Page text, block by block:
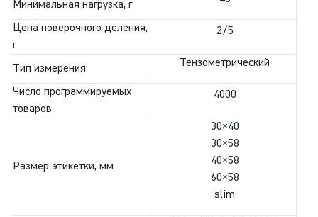
Минимальная нагрузка, г
Цена поверочного деления,
г
2/5
Тип измерения Тензометрический
Число программируемых
товаров
4000
Размер этикетки, мм
30×40
30×58
40×58
60×58
slim